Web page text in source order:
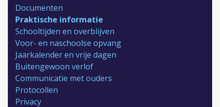
Documenten
Praktische informatie
Schooltijden en overblijven
Voor- en naschoolse opvang
Jaarkalender en vrije dagen
Buitengewoon verlof
Communicatie met ouders
Protocollen
Privacy